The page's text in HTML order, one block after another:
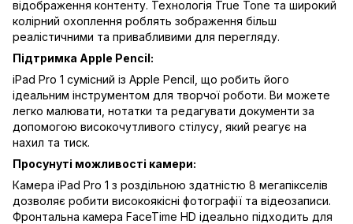
відображення контенту. Технологія True Tone та широкий
колірний охоплення роблять зображення більш
реалістичними та привабливими для перегляду.
Підтримка Apple Pencil:
iPad Pro 1 сумісний із Apple Pencil, що робить його
ідеальним інструментом для творчої роботи. Ви можете
легко малювати, нотатки та редагувати документи за
допомогою високочутливого стілусу, який реагує на
нахил та тиск.
Просунуті можливості камери:
Камера iPad Pro 1 з роздільною здатністю 8 мегапікселів
дозволяє робити високоякісні фотографії та відеозаписи.
Фронтальна камера FaceTime HD ідеально підходить для